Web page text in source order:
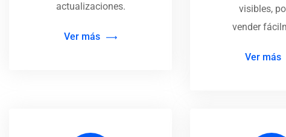
actualizaciones.
Ver más
visibles,
vender
Ver más